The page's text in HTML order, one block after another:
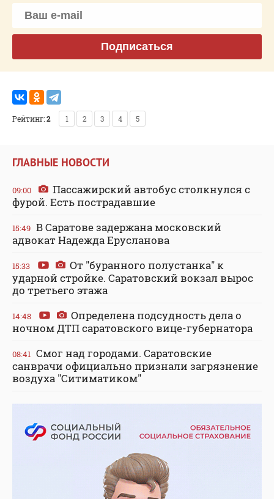
Подписаться
Рейтинг:2 1 2 3 4 5
ГЛАВНЫЕ НОВОСТИ
09:00
Пассажирский автобус столкнулся с
фурой. Есть пострадавшие
15:49 В Саратове задержана московский
адвокат Надежда Ерусланова
15:33
От "буранного полустанка" к
ударной стройке. Саратовский вокзал вырос
до третьего этажа
14:48
Определена подсудность дела о
ночном ДТП саратовского вице-губернатора
08:41 Смог над городами. Саратовские
санврачи официально признали загрязнение
воздуха "Ситиматиком"